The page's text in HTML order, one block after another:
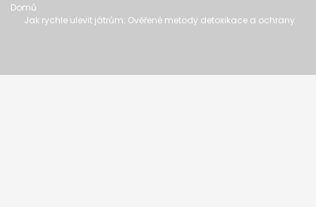
Domů
Jak rychle ulevit játrům: Ověřené metody detoxikace a ochrany